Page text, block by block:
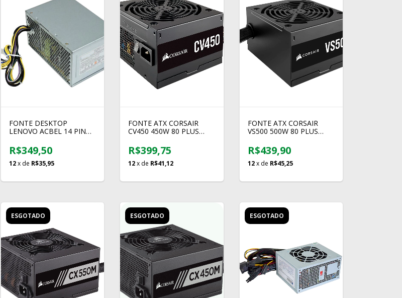
FONTE DESKTOP
LENOVO ACBEL 14 PINOS
R$349,50
12 x de R$35,95
FONTE ATX CORSAIR
CV450 450W 80 PLUS
R$399,75
12x de R$41,12
FONTE ATX CORSAIR
VS500 500W 80 PLUS
R$439,90
12 x de R$45,25
ESGOTADO ESGOTADO ESGOTADO